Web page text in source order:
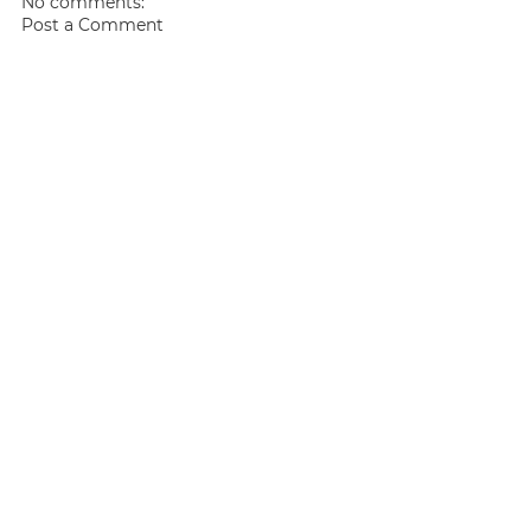
Post a Comment